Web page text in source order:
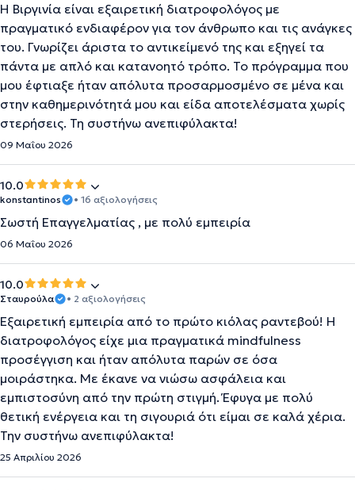
Η Βιργινία είναι εξαιρετική διατροφολόγος με
πραγματικό ενδιαφέρον για τον άνθρωπο και τις ανάγκες
του. Γνωρίζει άριστα το αντικείμενό της και εξηγεί τα
πάντα με απλό και κατανοητό τρόπο. Το πρόγραμμα που
μου έφτιαξε ήταν απόλυτα προσαρμοσμένο σε μένα και
στην καθημερινότητά μου και είδα αποτελέσματα χωρίς
στερήσεις. Τη συστήνω ανεπιφύλακτα!
09 Μαΐου 2026
10.0
konstantinos • 16 αξιολογήσεις
Σωστή Επαγγελματίας , με πολύ εμπειρία
06 Μαΐου 2026
10.0
Σταυρούλα • 2 αξιολογήσεις
Εξαιρετική εμπειρία από το πρώτο κιόλας ραντεβού! Η
διατροφολόγος είχε μια πραγματικά mindfulness
προσέγγιση και ήταν απόλυτα παρών σε όσα
μοιράστηκα. Με έκανε να νιώσω ασφάλεια και
εμπιστοσύνη από την πρώτη στιγμή. Έφυγα με πολύ
θετική ενέργεια και τη σιγουριά ότι είμαι σε καλά χέρια.
Την συστήνω ανεπιφύλακτα!
25 Απριλίου 2026